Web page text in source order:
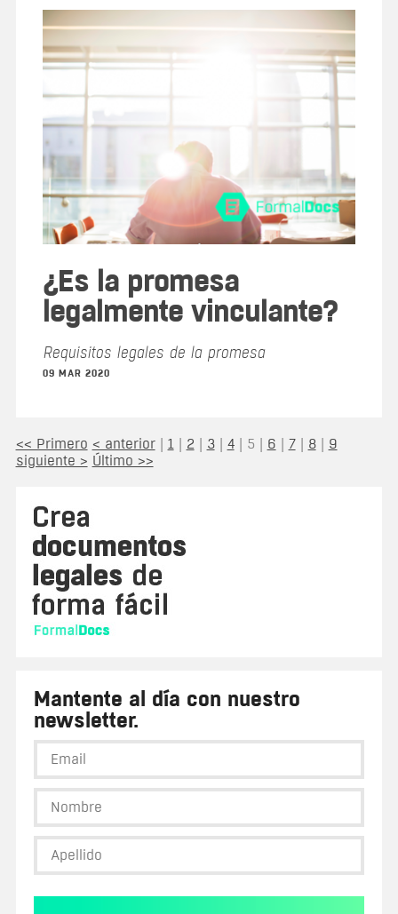
¿Es la promesa
legalmente vinculante?
Requisitos legales de la promesa
09 MAR 2020
<< Primero < anterior| 1| 2| 3| 4| 5 6 7| 8| 9
siguiente > Último >>
Mantente al día con nuestro
newsletter.